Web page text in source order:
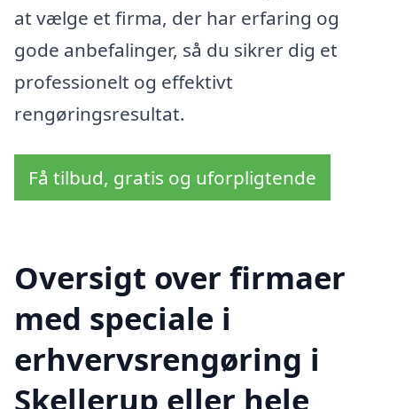
at vælge et firma, der har erfaring og
gode anbefalinger, så du sikrer dig et
professionelt og effektivt
rengøringsresultat.
Få tilbud, gratis og uforpligtende
Oversigt over firmaer
med speciale i
erhvervsrengøring i
Skellerup eller hele